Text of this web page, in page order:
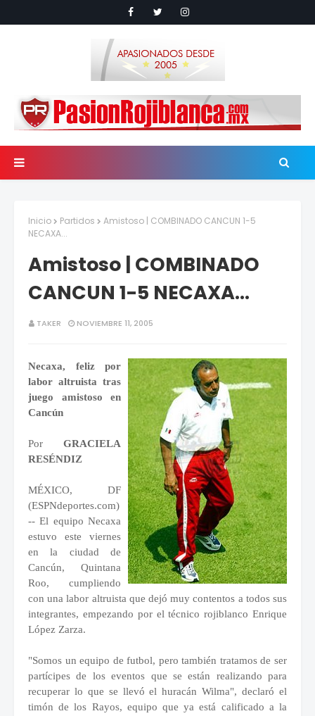
Inicio Partidos
Amistoso | COMBINADO CANCUN 1-5
NECAXA...
Amistoso | COMBINADO
CANCUN 1-5 NECAXA...
TAKER NOVIEMBRE 11, 2005
Necaxa, feliz por
labor altruista tras
juego amistoso en
Cancún
Por GRACIELA
RESÉNDIZ
MÉXICO, DF
(ESPNdeportes.com)
-- El equipo Necaxa
estuvo este viernes
en la ciudad de
Cancún, Quintana
Roo, cumpliendo
con una labor altruista que dejó muy contentos a todos sus
integrantes, empezando por el técnico rojiblanco Enrique
López Zarza.
"Somos un equipo de futbol, pero también tratamos de ser
partícipes de los eventos que se están realizando para
recuperar lo que se llevó el huracán Wilma", declaró el
timón de los Rayos, equipo que ya está calificado a la